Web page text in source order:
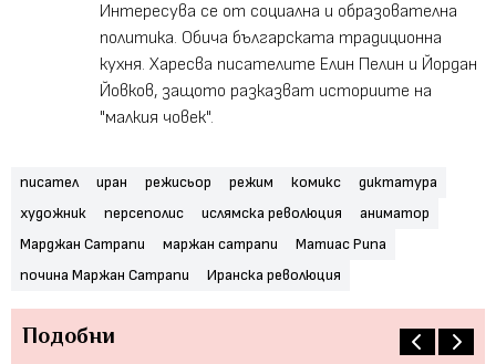
Интересува се от социална и образователна
политика. Обича българската традиционна
кухня. Харесва писателите Елин Пелин и Йордан
Йовков, защото разказват историите на
"малкия човек".
писател иран режисьор режим комикс
диктатура
художник
персеполис ислямска революция
аниматор
Марджан Сатрапи
маржан сатрапи
Матиас Рипа
почина Маржан Сатрапи
Иранска революция
Подобни